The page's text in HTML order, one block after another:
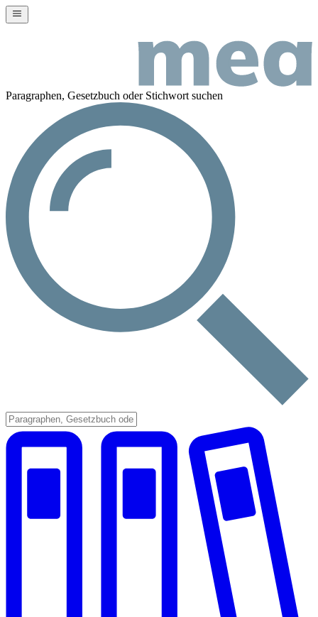
Paragraphen, Gesetzbuch oder Stichwort suchen